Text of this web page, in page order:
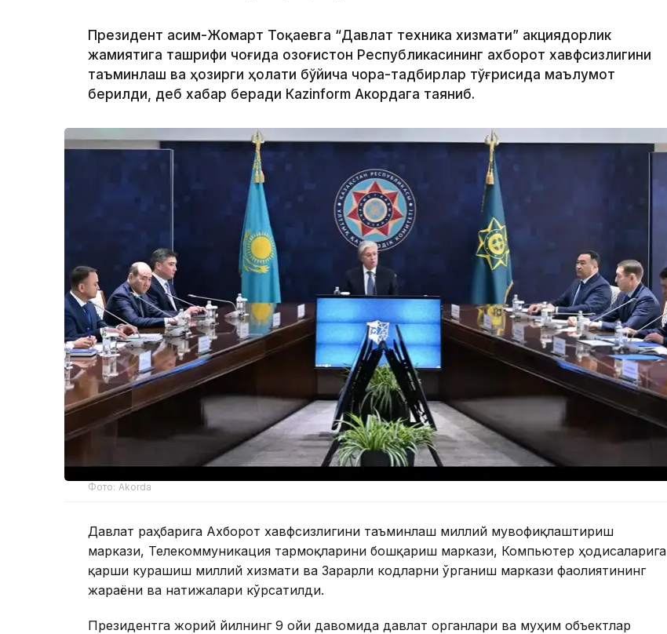
Президент Қасим-Жомарт Тоқаевга “Давлат техника хизмати” акциядорлик
жамиятига ташрифи чоғида Қозоғистон Республикасининг ахборот хавфсизлигини
таъминлаш ва ҳозирги ҳолати бўйича чора-тадбирлар тўғрисида маълумот
берилди, деб хабар беради Каzinform Акордага таяниб.
Фото: Akorda
Давлат раҳбарига Ахборот хавфсизлигини таъминлаш миллий мувофиқлаштириш
маркази, Телекоммуникация тармоқларини бошқариш маркази, Компьютер ҳодисаларига
қарши курашиш миллий хизмати ва Зарарли кодларни ўрганиш маркази фаолиятининг
жараёни ва натижалари кўрсатилди.
Президентга жорий йилнинг 9 ойи давомида давлат органлари ва муҳим объектлар